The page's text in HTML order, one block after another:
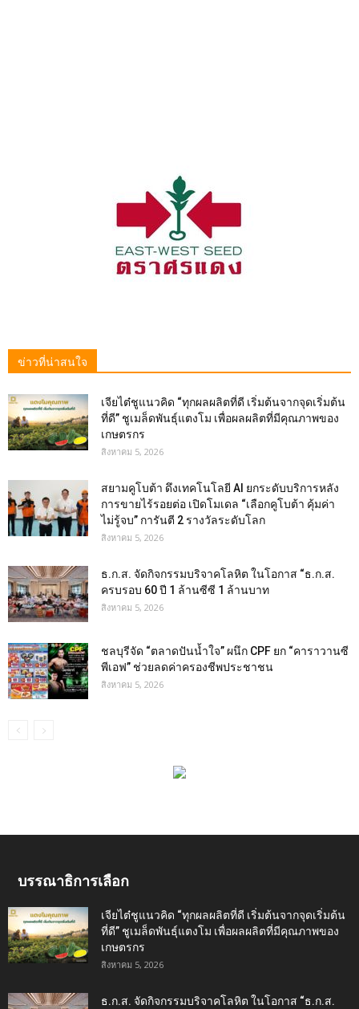
ข่าวที่น่าสนใจ
เจียไต๋ชูแนวคิด “ทุกผลผลิตที่ดี เริ่มต้นจากจุดเริ่มต้น
ที่ดี” ชูเมล็ดพันธุ์แตงโม เพื่อผลผลิตที่มีคุณภาพของ
เกษตรกร
สิงหาคม 5, 2026
สยามคูโบต้า ดึงเทคโนโลยี AI ยกระดับบริการหลัง
การขายไร้รอยต่อ เปิดโมเดล “เลือกคูโบต้า คุ้มค่า
ไม่รู้จบ” การันตี 2 รางวัลระดับโลก
สิงหาคม 5, 2026
ธ.ก.ส. จัดกิจกรรมบริจาคโลหิต ในโอกาส “ธ.ก.ส.
ครบรอบ 60 ปี 1 ล้านซีซี 1 ล้านบาท
สิงหาคม 5, 2026
ชลบุรีจัด “ตลาดปันน้ำใจ” ผนึก CPF ยก “คาราวานซี
พีเอฟ” ช่วยลดค่าครองชีพประชาชน
สิงหาคม 5, 2026
บรรณาธิการเลือก
เจียไต๋ชูแนวคิด “ทุกผลผลิตที่ดี เริ่มต้นจากจุดเริ่มต้น
ที่ดี” ชูเมล็ดพันธุ์แตงโม เพื่อผลผลิตที่มีคุณภาพของ
เกษตรกร
สิงหาคม 5, 2026
ธ.ก.ส. จัดกิจกรรมบริจาคโลหิต ในโอกาส “ธ.ก.ส.